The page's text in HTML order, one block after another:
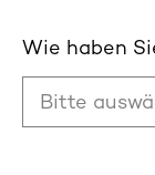
Wie haben